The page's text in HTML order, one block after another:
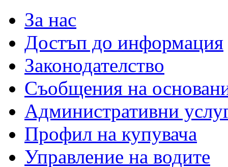
За нас
Достъп до информация
Законодателство
Съобщения на
Административни
Профил на купувача
Управление на водите